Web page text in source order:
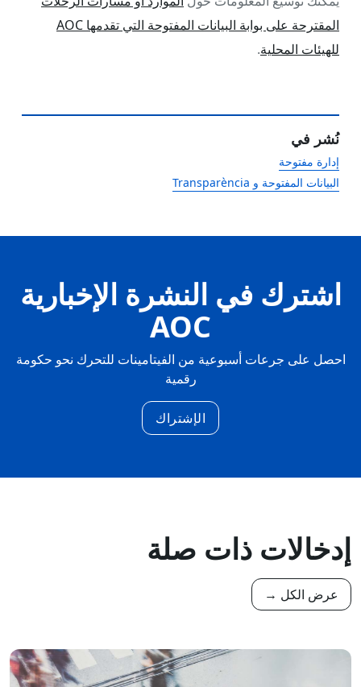
المقترحة على بوابة البيانات المفتوحة التي تقدمها AOC
للهيئات المحلية.
نُشر في
إدارة مفتوحة
البيانات المفتوحة و Transparència
اشترك في النشرة الإخبارية
AOC
احصل على جرعات أسبوعية من الفيتامينات للتحرك نحو حكومة
رقمية
الإشتراك
إدخالات ذات صلة
عرض الكل →